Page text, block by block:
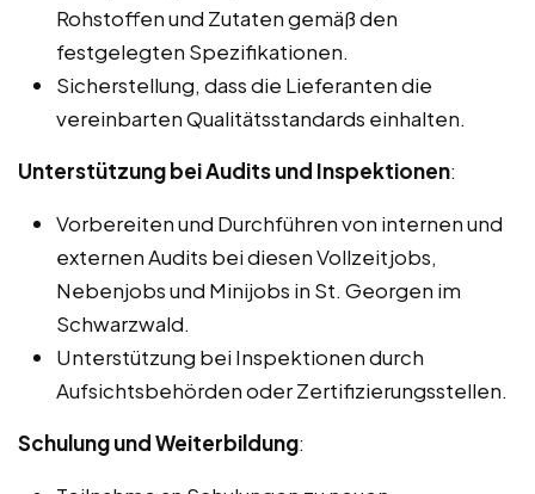
Rohstoffen und Zutaten gemäß den
festgelegten Spezifikationen.
Sicherstellung, dass die Lieferanten die
vereinbarten Qualitätsstandards einhalten.
Unterstützung bei Audits und Inspektionen:
Vorbereiten und Durchführen von internen und
externen Audits bei diesen Vollzeitjobs,
Nebenjobs und Minijobs in St. Georgen im
Schwarzwald.
Unterstützung bei Inspektionen durch
Aufsichtsbehörden oder Zertifizierungsstellen.
Schulung und Weiterbildung: